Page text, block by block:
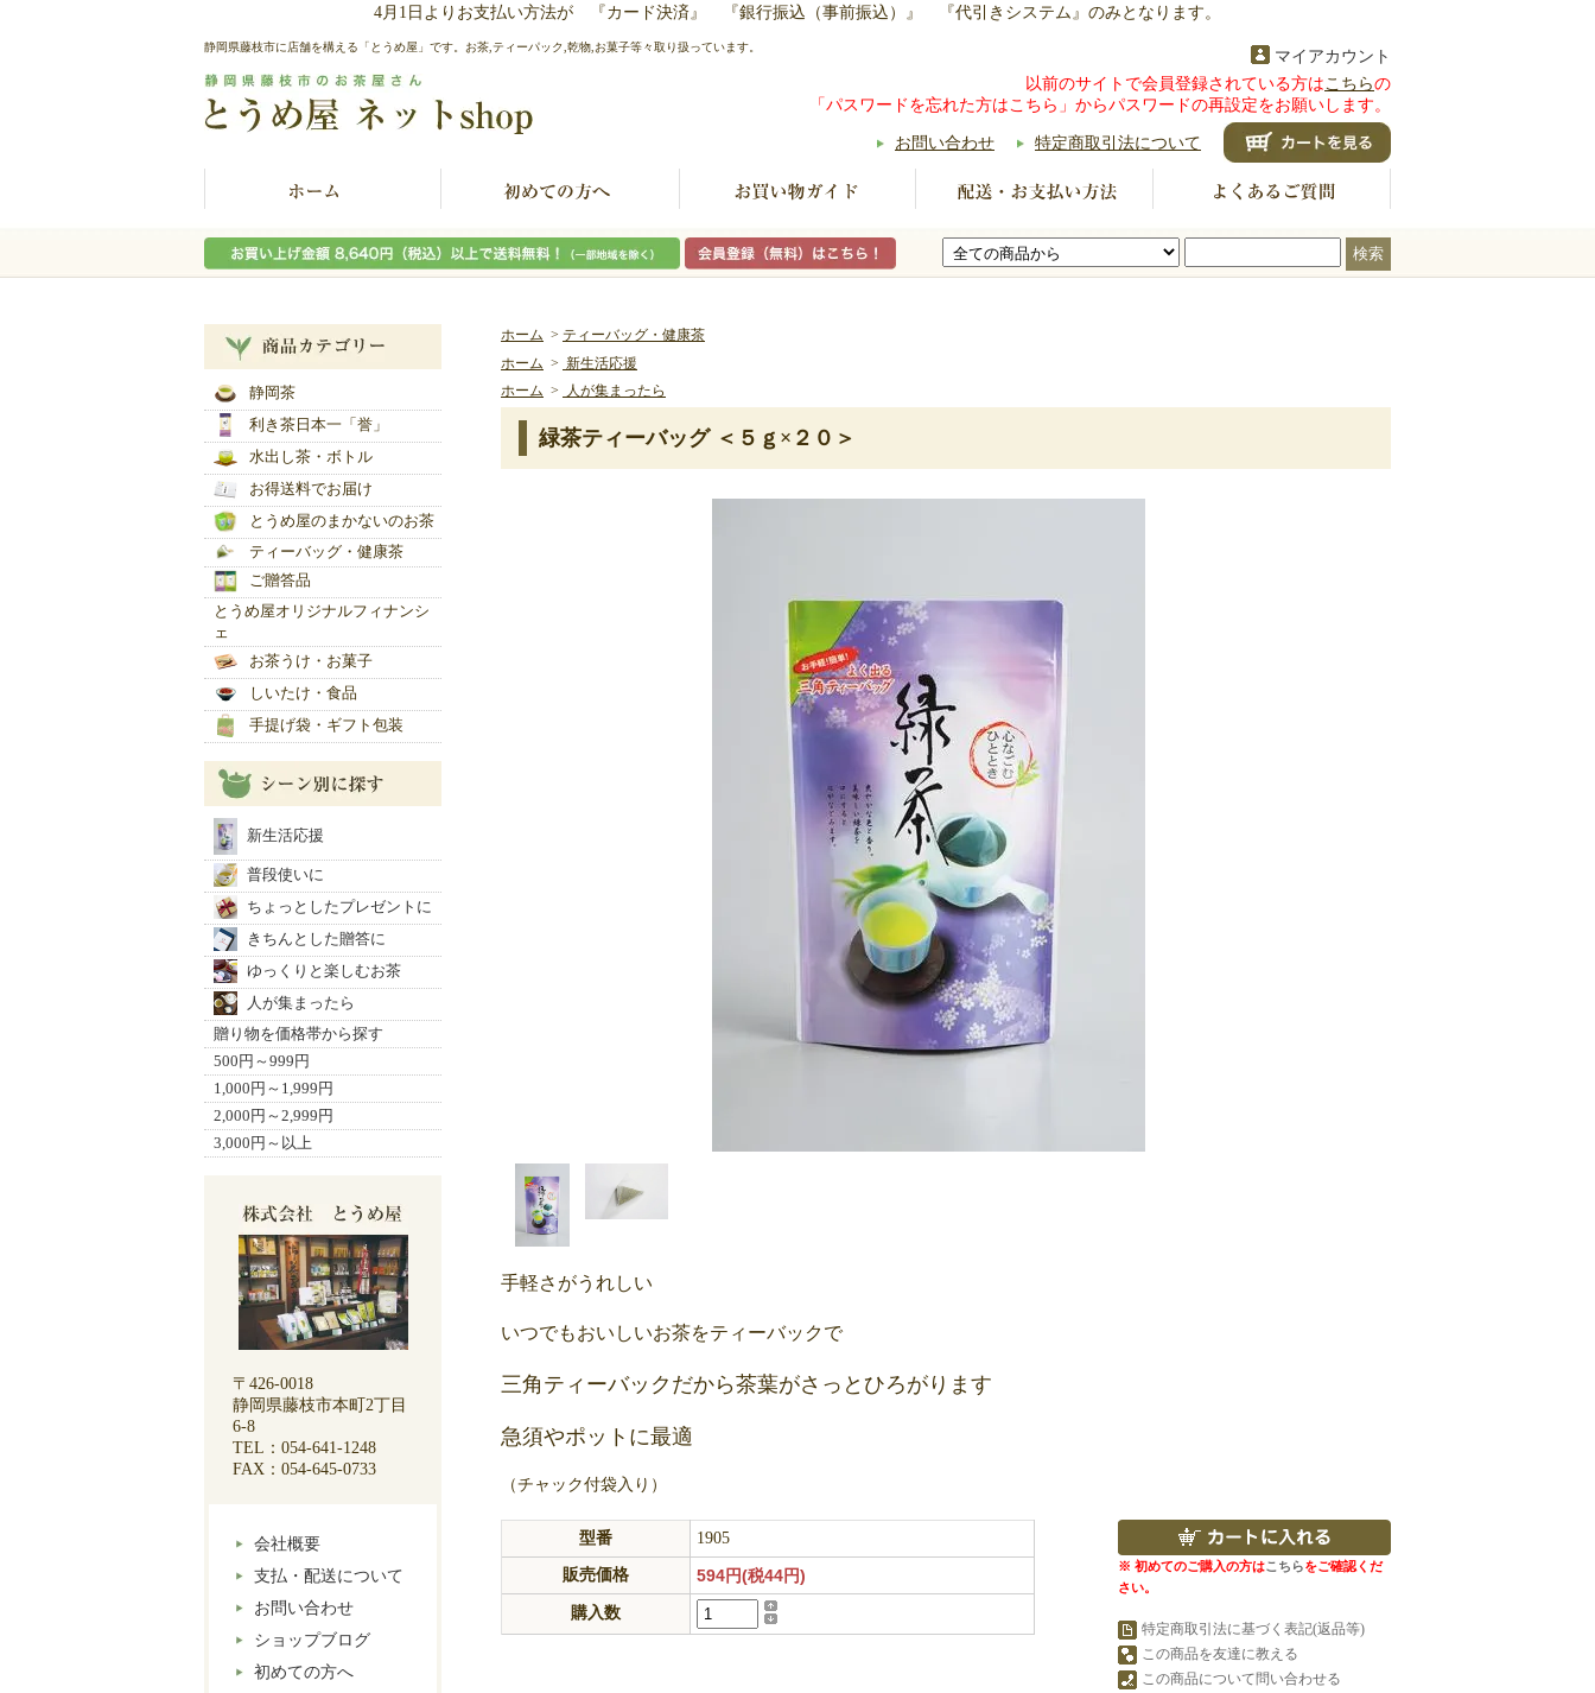
4月1日よりお支払い方法が 『カード決済』 『銀行振込（事前振込）』 『代引きシステム』のみとなります。
静岡県藤枝市に店舗を構える「とうめ屋」です。お茶,ティーパック,乾物,お菓子等々取り扱っています。
マイアカウント
以前のサイトで会員登録されている方はこちらの
「パスワードを忘れた方はこちら」からパスワードの再設定をお願いします。
お問い合わせ 特定商取引法について
検索
静岡茶
利き茶日本一「誉」
水出し茶・ボトル
お得送料でお届け
とうめ屋のまかないのお茶
ティーバッグ・健康茶
ご贈答品
とうめ屋オリジナルフィナンシ
ェ
お茶うけ・お菓子
しいたけ・食品
手提げ袋・ギフト包装
新生活応援
普段使いに
ちょっとしたプレゼントに
きちんとした贈答に
ゆっくりと楽しむお茶
人が集まったら
贈り物を価格帯から探す
500円～999円
1,000円～1,999円
2,000円～2,999円
3,000円～以上
〒426-0018
静岡県藤枝市本町2丁目
6-8
TEL：054-641-1248
FAX：054-645-0733
会社概要
支払・配送について
お問い合わせ
ショップブログ
初めての方へ
ホーム > ティーバッグ・健康茶
ホーム > 新生活応援
ホーム > 人が集まったら
緑茶ティーバッグ ＜５ｇ×２０＞
手軽さがうれしい
いつでもおいしいお茶をティーバックで
三角ティーバックだから茶葉がさっとひろがります
急須やポットに最適
（チャック付袋入り）
型番 1905
販売価格 594円(税44円)
購入数
※ 初めてのご購入の方はこちらをご確認くだ
さい。
特定商取引法に基づく表記(返品等)
この商品を友達に教える
この商品について問い合わせる